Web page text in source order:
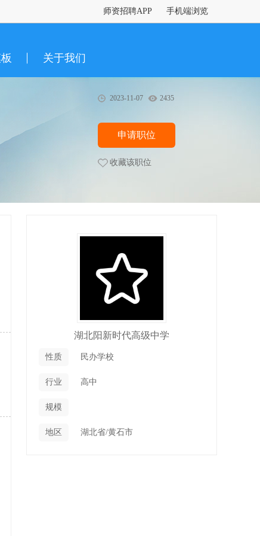
师资招聘APP 手机端浏览
关于我们
2023-11-07 2435
申请职位
收藏该职位
湖北阳新时代高级中学
性质 民办学校
行业 高中
规模
地区 湖北省/黄石市